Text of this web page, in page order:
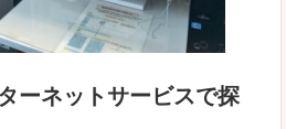
ーネットサービスで探